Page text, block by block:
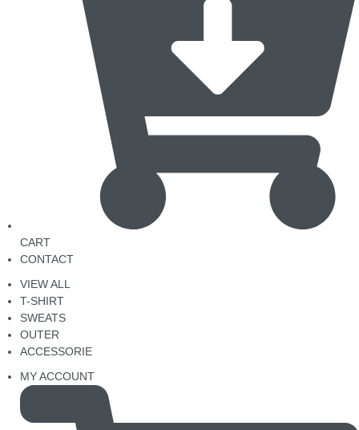
CART
CONTACT
VIEW ALL
T-SHIRT
SWEATS
OUTER
ACCESSORIE
MY ACCOUNT